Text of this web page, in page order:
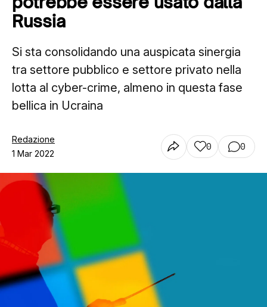
Chi siamo
Contatti
Russia
Si sta consolidando una auspicata sinergia
tra settore pubblico e settore privato nella
lotta al cyber-crime, almeno in questa fase
bellica in Ucraina
Redazione
1 Mar 2022
0 0